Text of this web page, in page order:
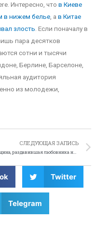
Интересно, что в Киеве
в нижем белье , а в Китае
злость . Если поначалу в
пара десятков
сотни и тысячи
Берлине, Барселоне,
аудитория
из молодежи,
СЛЕДУЮЩАЯ ЗАПИСЬ
Женщина, раздавившая любовника не лишена свободы, сможет давить людей и дальше
Twitter
Telegram